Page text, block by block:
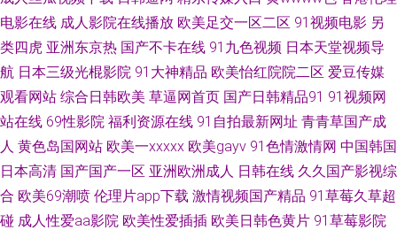
微拍福利 91成人色网 在线观看亚洲色图 性爱实操 影音先锋av资源色图 色色
一区二区在线 91诱惑 岛国AV一本道加勒比 avtt亚洲 91看片视频 影音先锋AV
电影源 亚洲盗色 婷婷五月天aV 欧美亚洲日精品 老司机成人福利导航 国产又
黄又粗又硬视频 韩国伦理妈妈的朋友 大香蕉综合色网 97超踫香蕉久久 阿v
电影在线 成人影院在线播放 欧美足交一区二区 91视频电影 另
类四虎 亚洲东京热 国产不卡在线 91九色视频 日本天堂视频导
航 日本三级光棍影院 91大神精品 欧美怡红院院二区 爱豆传媒
观看网站 综合日韩欧美 草逼网首页 国产日韩精品91 91视频网
站在线 69性影院 福利资源在线 91自拍最新网址 青青草国产成
人 黄色岛国网站 欧美一xxxxx 欧美gayv 91色情激情网 中国韩国
日本高清 国产国产一区 亚洲欧洲成人 日韩在线 久久国产影视综
合 欧美69潮喷 伦理片app下载 激情视频国产精品 91草莓久草超
碰 成人性爱aa影院 欧美性爱插插 欧美日韩色黄片 91草莓影院